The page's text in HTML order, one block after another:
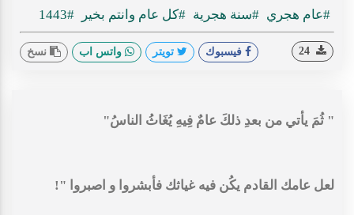
#عام هجري #سنة هجرية #كل عام وانتم بخير #1443
فيسبوك تويتر واتس اب نسخ
" ثُمَ يأتي من بعدِ ذلكَ عامٌ فِيهِ يُغَاثُ الناسُ"
لعل عامك القادم يكُن فيه غياثك فأبشروا و اصبروا "!